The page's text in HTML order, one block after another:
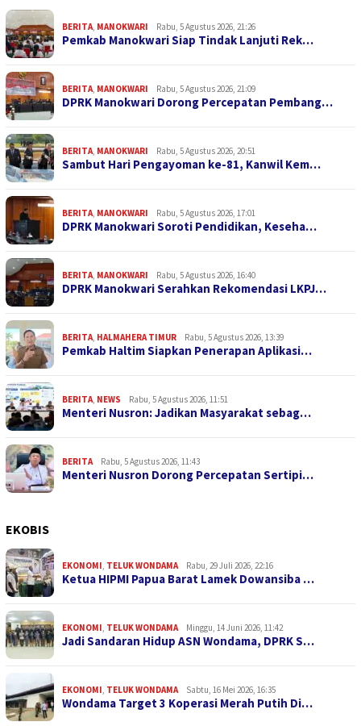
BERITA, MANOKWARI Rabu, 5 Agustus 2026, 21:26
Pemkab Manokwari Siap Tindak Lanjuti Rek…
BERITA, MANOKWARI Rabu, 5 Agustus 2026, 21:09
DPRK Manokwari Dorong Percepatan Pembang…
BERITA, MANOKWARI Rabu, 5 Agustus 2026, 20:51
Sambut Hari Pengayoman ke-81, Kanwil Kem…
BERITA, MANOKWARI Rabu, 5 Agustus 2026, 17:01
DPRK Manokwari Soroti Pendidikan, Keseha…
BERITA, MANOKWARI Rabu, 5 Agustus 2026, 16:40
DPRK Manokwari Serahkan Rekomendasi LKPJ…
BERITA, HALMAHERA TIMUR Rabu, 5 Agustus 2026, 13:39
Pemkab Haltim Siapkan Penerapan Aplikasi…
BERITA, NEWS Rabu, 5 Agustus 2026, 11:51
Menteri Nusron: Jadikan Masyarakat sebag…
BERITA Rabu, 5 Agustus 2026, 11:43
Menteri Nusron Dorong Percepatan Sertipi…
EKOBIS
EKONOMI, TELUK WONDAMA Rabu, 29 Juli 2026, 22:16
Ketua HIPMI Papua Barat Lamek Dowansiba …
EKONOMI, TELUK WONDAMA Minggu, 14 Juni 2026, 11:42
Jadi Sandaran Hidup ASN Wondama, DPRK S…
EKONOMI, TELUK WONDAMA Sabtu, 16 Mei 2026, 16:35
Wondama Target 3 Koperasi Merah Putih Di…